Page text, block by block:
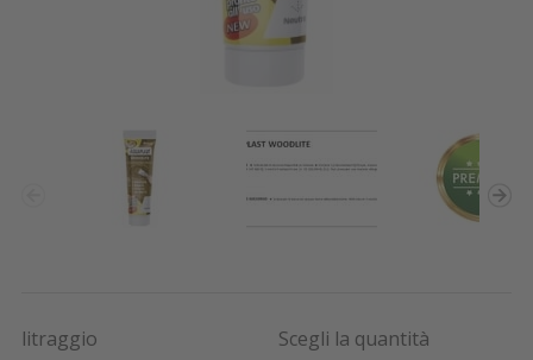
litraggio Scegli la quantità